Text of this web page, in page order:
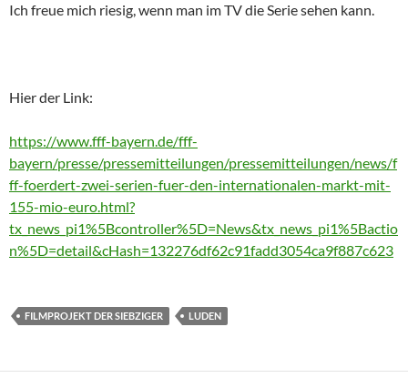
Ich freue mich riesig, wenn man im TV die Serie sehen kann.
Hier der Link:
https://www.fff-bayern.de/fff-
bayern/presse/pressemitteilungen/pressemitteilungen/news/f
ff-foerdert-zwei-serien-fuer-den-internationalen-markt-mit-
155-mio-euro.html?
tx_news_pi1%5Bcontroller%5D=News&tx_news_pi1%5Bactio
n%5D=detail&cHash=132276df62c91fadd3054ca9f887c623
FILMPROJEKT DER SIEBZIGER LUDEN